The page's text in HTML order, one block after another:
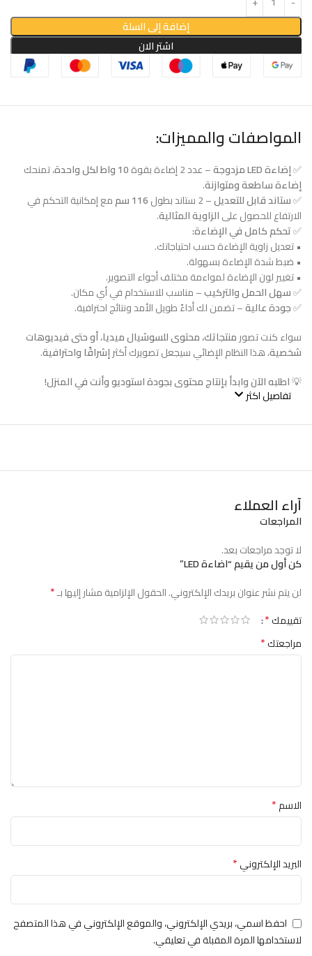
إضافة إلى السلة
اشتر الان
المواصفات والمميزات:
✅إضاءة LED مزدوجة – عدد 2 إضاءة بقوة 10 واط لكل واحدة
، تمنحك
إضاءة ساطعة ومتوازنة.
✅ستاند قابل للتعديل– 2 ستاند بطول 116 سم
مع إمكانية التحكم في
الارتفاع للحصول علىالزاوية المثالية.
✅تحكم كامل في الإضاءة:
• تعديل زاوية الإضاءة حسب احتياجاتك.
• ضبط شدة الإضاءة بسهولة.
• تغيير لون الإضاءة لمواءمة مختلف أجواء التصوير.
✅سهل الحمل والتركيب– مناسب للاستخدام في أي مكان.
✅جودة عالية– تضمن لك أداءً طويل الأمد ونتائج احترافية.
سواء كنت تصورمنتجاتك، محتوى للسوشيال ميديا، أو حتى فيديوهات
شخصية، هذا النظام الإضائي سيجعل تصويرك أكثرإشراقًا واحترافية.
💡اطلبه الآن وابدأ بإنتاج محتوى بجودة استوديو وأنت في المنزل!
تفاصيل اكثر
آراء العملاء
المراجعات
لا توجد مراجعات بعد.
كن أول من يقيم “اضاءة LED”
لن يتم نشر عنوان بريدك الإلكتروني.الحقول الإلزامية مشار إليها بـ*
تقييمك*
مراجعتك*
الاسم*
البريد الإلكتروني*
احفظ اسمي، بريدي الإلكتروني، والموقع الإلكتروني في هذا المتصفح
لاستخدامها المرة المقبلة في تعليقي.